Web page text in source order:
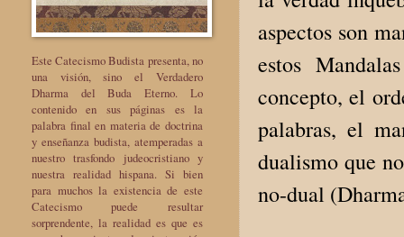
aspectos son
estos
concepto, el
palabras, el
dualismo que
no-dual
Este Catecismo Budista presenta, no
una visión, sino el Verdadero
Dharma del Buda Eterno. Lo
contenido en sus páginas es la
palabra final en materia de doctrina
y enseñanza budista, atemperadas a
nuestro trasfondo judeocristiano y
nuestra realidad hispana. Si bien
para muchos la existencia de este
Catecismo puede resultar
sorprendente, la realidad es que es